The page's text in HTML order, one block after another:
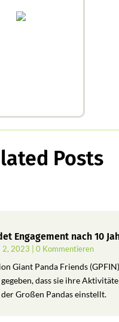
Posts
Engagement nach 10
2, 2023 | 0 Kommentieren
Giant Panda Friends
dass sie ihre
der Großen Pandas einstellt.